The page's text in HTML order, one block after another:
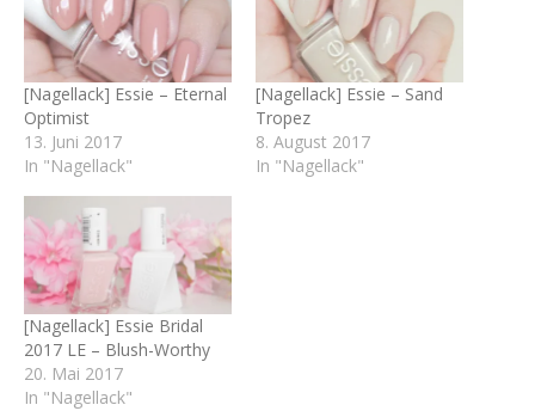
[Nagellack] Essie – Eternal
Optimist
13. Juni 2017
In "Nagellack"
[Nagellack] Essie – Sand
Tropez
8. August 2017
In "Nagellack"
[Nagellack] Essie Bridal
2017 LE – Blush-Worthy
20. Mai 2017
In "Nagellack"